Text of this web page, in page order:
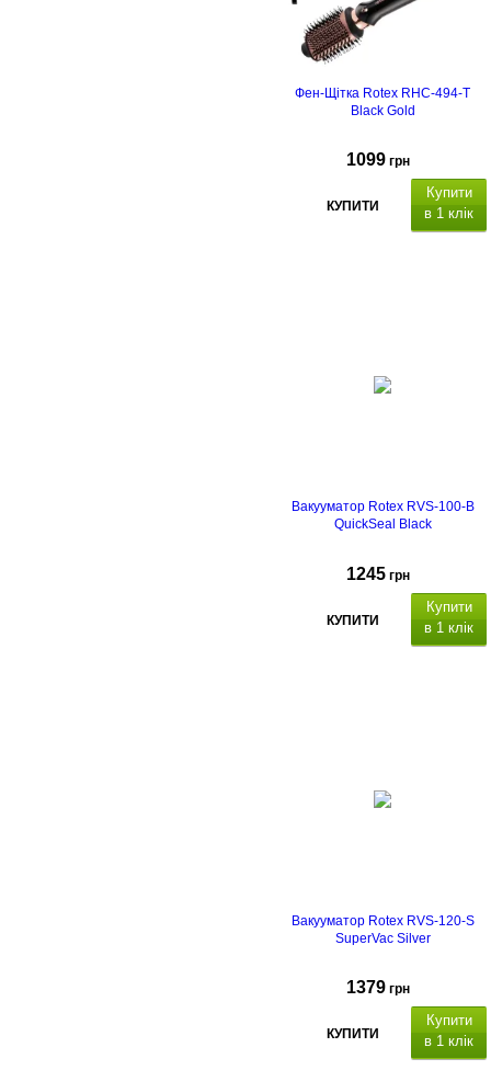
Фен-Щітка Rotex RHC-494-T
Black Gold
1099 грн
КУПИТИ
Купити
в 1 клік
50мм
Вакууматор Rotex RVS-100-B
QuickSeal Black
1245 грн
КУПИТИ
Купити
в 1 клік
вакуумування сухих та вологих
Вакууматор Rotex RVS-120-S
SuperVac Silver
1379 грн
КУПИТИ
Купити
в 1 клік